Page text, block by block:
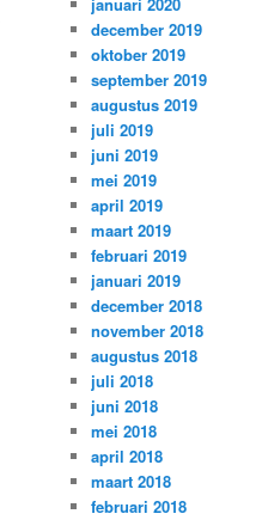
december 2019
oktober 2019
september 2019
augustus 2019
juli 2019
juni 2019
mei 2019
april 2019
maart 2019
februari 2019
januari 2019
december 2018
november 2018
augustus 2018
juli 2018
juni 2018
mei 2018
april 2018
maart 2018
februari 2018